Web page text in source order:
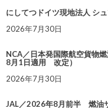
にしてつドイツ現地法人 シ
2026年7月30日
NCA／日本発国際航空貨物
8月1日適用 改定）
2026年7月30日
JAL／2026年8月前半 燃油